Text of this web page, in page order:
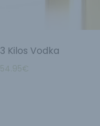
3 Kilos Vodka
54.95€